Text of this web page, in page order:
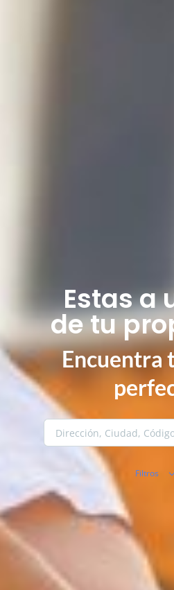
Estas a
de tu
Encuentra
Filtros